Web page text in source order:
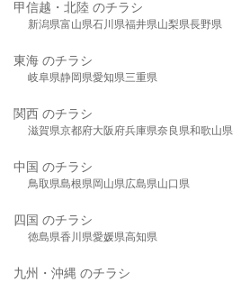
甲信越・北陸 のチラシ
新潟県富山県石川県福井県山梨県長野県
東海 のチラシ
岐阜県静岡県愛知県三重県
関西 のチラシ
滋賀県京都府大阪府兵庫県奈良県和歌山県
中国 のチラシ
鳥取県島根県岡山県広島県山口県
四国 のチラシ
徳島県香川県愛媛県高知県
九州・沖縄 のチラシ